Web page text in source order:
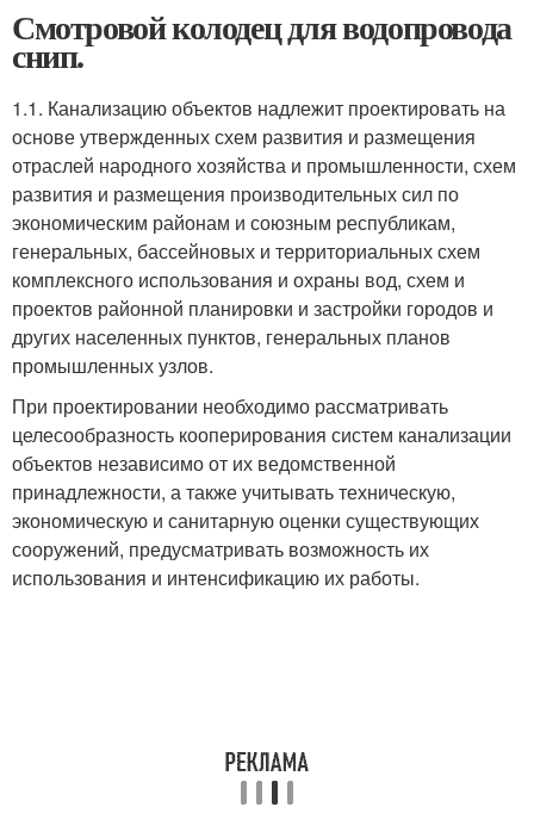
Смотровой колодец для водопровода
снип.
1.1. Канализацию объектов надлежит проектировать на
основе утвержденных схем развития и размещения
отраслей народного хозяйства и промышленности, схем
развития и размещения производительных сил по
экономическим районам и союзным республикам,
генеральных, бассейновых и территориальных схем
комплексного использования и охраны вод, схем и
проектов районной планировки и застройки городов и
других населенных пунктов, генеральных планов
промышленных узлов.
При проектировании необходимо рассматривать
целесообразность кооперирования систем канализации
объектов независимо от их ведомственной
принадлежности, а также учитывать техническую,
экономическую и санитарную оценки существующих
сооружений, предусматривать возможность их
использования и интенсификацию их работы.